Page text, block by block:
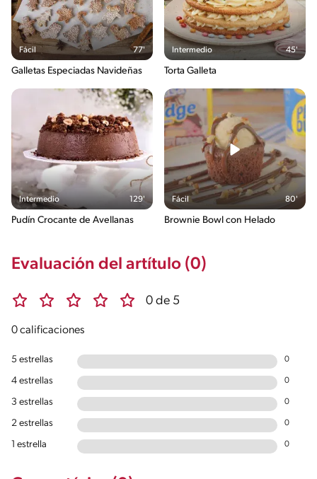
Fácil 77'
Galletas Especiadas Navideñas
Intermedio 45'
Torta Galleta
Intermedio 129'
Pudín Crocante de Avellanas
Fácil 80'
Brownie Bowl con Helado
Evaluación del artítulo (0)
0 de 5
0 calificaciones
5 estrellas 0
4 estrellas 0
3 estrellas 0
2 estrellas 0
1 estrella 0